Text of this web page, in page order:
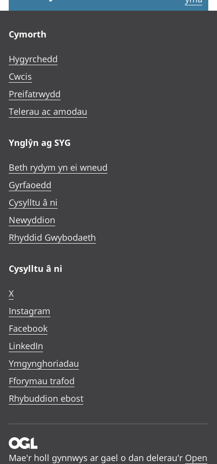
Cymorth
Hygyrchedd
Cwcis
Preifatrwydd
Telerau ac amodau
Ynglŷn ag SYG
Beth rydym yn ei wneud
Gyrfaoedd
Cysylltu â ni
Newyddion
Rhyddid Gwybodaeth
Cysylltu â ni
X
Instagram
Facebook
LinkedIn
Ymgynghoriadau
Fforymau trafod
Rhybuddion ebost
Mae'r holl gynnwys ar gael o dan delerau'r Open